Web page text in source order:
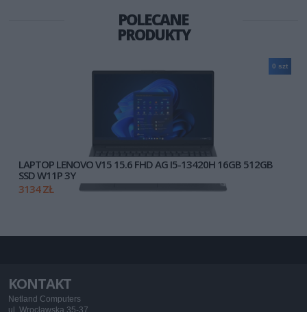
POLECANE
PRODUKTY
LAPTOP LENOVO V15 15.6 FHD AG I5-13420H 16GB 512GB
SSD W11P 3Y
3134 ZŁ
0 szt
KONTAKT
Netland Computers
ul. Wrocławska 35-37